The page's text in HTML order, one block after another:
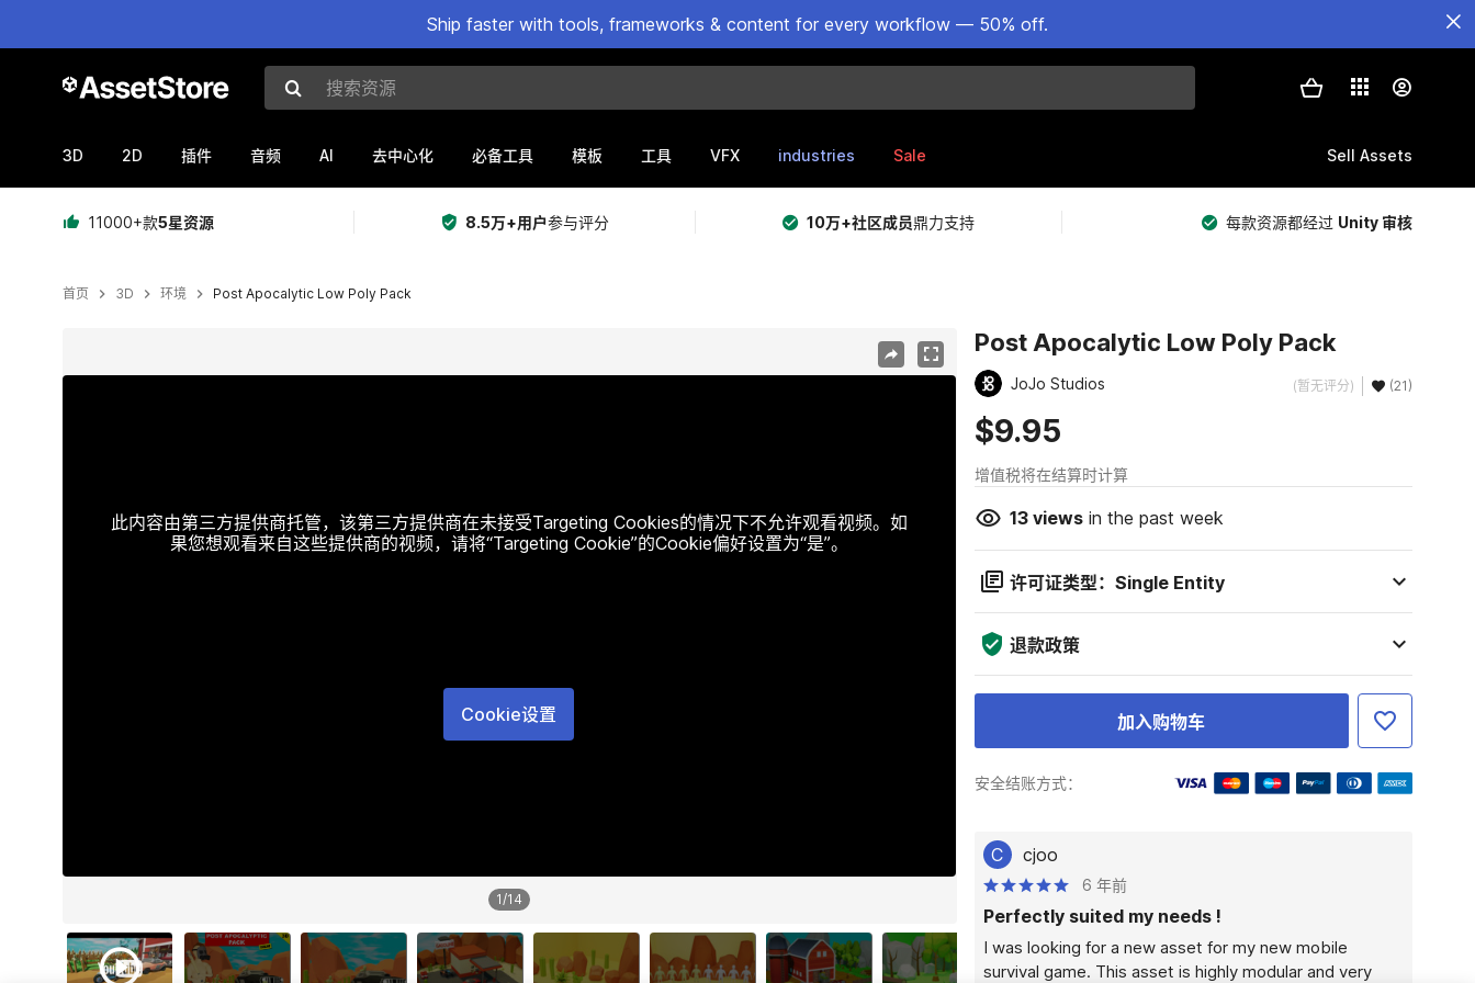
Ship faster with tools, frameworks & content for every workflow — 50% off.
搜索资源
3D 2D 插件 音频 AI 去中心化 必备工具 模板 工具 VFX industries Sale Sell Assets
11000+款5星资源 8.5万+用户参与评分 10万+社区成员鼎力支持 每款资源都经过 Unity 审核
首页 3D 环境 Post Apocalytic Low Poly Pack
此内容由第三方提供商托管，该第三方提供商在未接受Targeting Cookies的情况下不允许观看视频。如
果您想观看来自这些提供商的视频，请将“Targeting Cookie”的Cookie偏好设置为“是”。
Cookie设置
1/14
Post Apocalytic Low Poly Pack
JoJo Studios (暂无评分) (21)
$9.95
增值税将在结算时计算
13viewsin the past week
许可证类型：Single Entity
退款政策
加入购物车
安全结账方式：
C cjoo
6 年前
Perfectly suited my needs !
I was looking for a new asset for my new mobile
survival game. This asset is highly modular and very